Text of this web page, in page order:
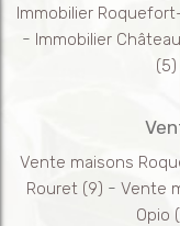
Immobilier
- Immobilier
(5)
Vente maisons
Rouret(9) - Vente
Opio